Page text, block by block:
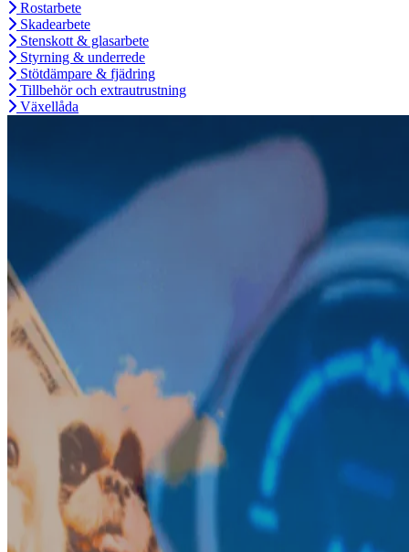
Rostarbete
Skadearbete
Stenskott & glasarbete
Styrning & underrede
Stötdämpare & fjädring
Tillbehör och extrautrustning
Växellåda